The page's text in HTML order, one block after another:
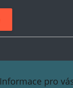
Informace pro